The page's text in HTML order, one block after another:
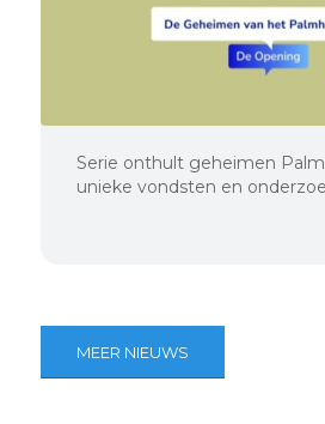
Serie onthult geheimen
unieke vondsten en
MEER NIEUWS